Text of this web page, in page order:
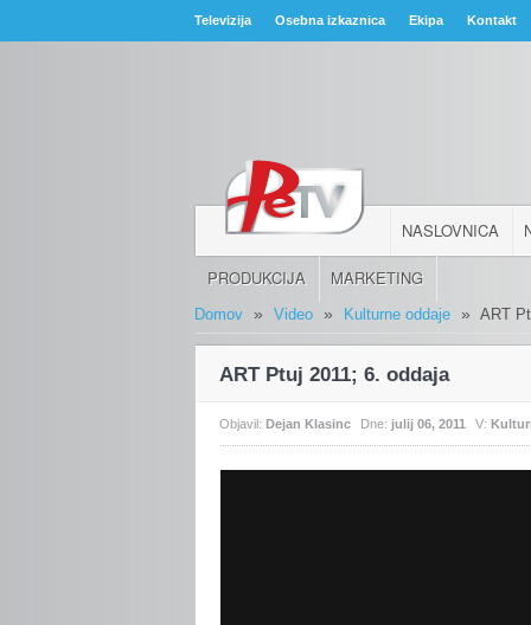
Televizija Osebna izkaznica Ekipa Kontakt
NASLOVNICA
PRODUKCIJA MARKETING
Domov » Video » Kulturne oddaje » ART
ART Ptuj 2011; 6. oddaja
Objavil:Dejan Klasinc Dne: julij 06, 2011 V: